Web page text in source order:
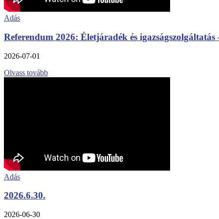
Adás
Referendum 2026: Életjáradék és igazságszolgáltatás
2026-07-01
Olvass tovább
Adás
2026.6.30.
2026-06-30